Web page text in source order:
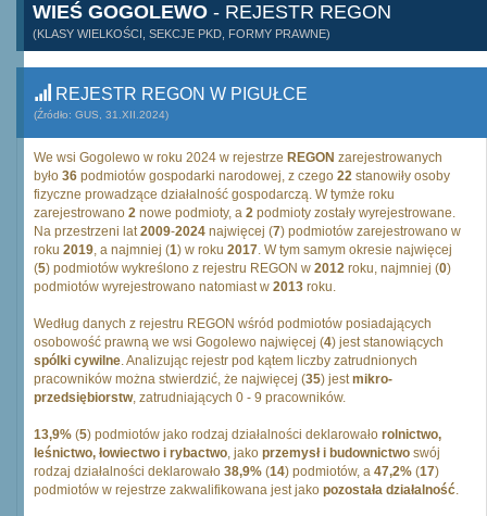
WIEŚ GOGOLEWO - REJESTR REGON
(KLASY WIELKOŚCI, SEKCJE PKD, FORMY PRAWNE)
REJESTR REGON W PIGUŁCE
(Źródło: GUS, 31.XII.2024)
We wsi Gogolewo w roku 2024 w rejestrze REGON zarejestrowanych
było 36 podmiotów gospodarki narodowej, z czego 22 stanowiły osoby
fizyczne prowadzące działalność gospodarczą. W tymże roku
zarejestrowano 2 nowe podmioty, a 2 podmioty zostały wyrejestrowane.
Na przestrzeni lat2009-2024 najwięcej (7) podmiotów zarejestrowano w
roku 2019, a najmniej (1) w roku 2017. W tym samym okresie najwięcej
(5) podmiotów wykreślono z rejestru REGON w 2012 roku, najmniej (0)
podmiotów wyrejestrowano natomiast w 2013 roku.
Według danych z rejestru REGON wśród podmiotów posiadających
osobowość prawną we wsi Gogolewo najwięcej (4) jest stanowiących
spólki cywilne. Analizując rejestr pod kątem liczby zatrudnionych
pracowników można stwierdzić, że najwięcej (35) jestmikro-
przedsiębiorstw, zatrudniających 0 - 9 pracowników.
13,9% (5) podmiotów jako rodzaj działalności deklarowało rolnictwo,
leśnictwo, łowiectwo i rybactwo, jako przemysł i budownictwo swój
rodzaj działalności deklarowało 38,9% (14) podmiotów, a 47,2% (17)
podmiotów w rejestrze zakwalifikowana jest jako pozostała działalność.